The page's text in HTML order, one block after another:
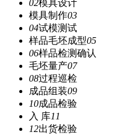
02模具设计
模具制作03
04试模测试
样品毛坯成型05
06样品检测确认
毛坯量产07
08过程巡检
成品组装09
10成品检验
入 库11
12出货检验